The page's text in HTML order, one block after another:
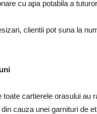
cu apa potabila a
clientii pot suna la
cartierele orasului au
cauza unei garnituri de